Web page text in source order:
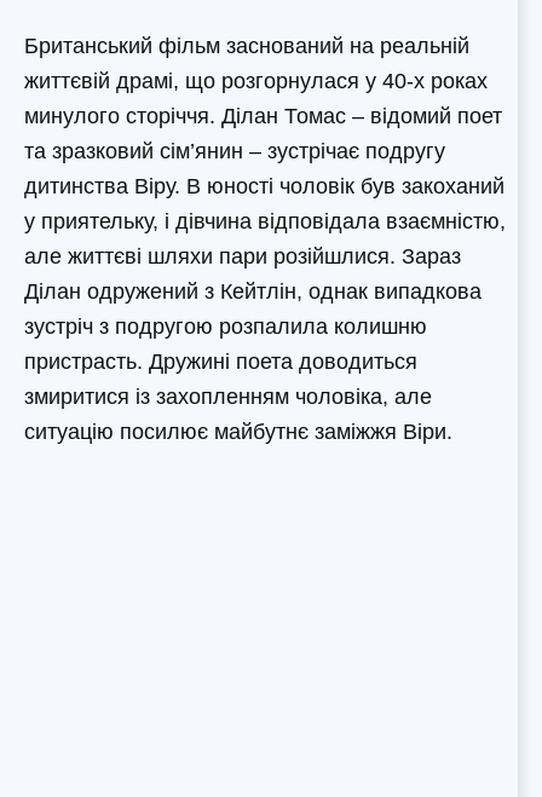
Британський фільм заснований на реальній
життєвій драмі, що розгорнулася у 40-х роках
минулого сторіччя. Ділан Томас – відомий поет
та зразковий сім’янин – зустрічає подругу
дитинства Віру. В юності чоловік був закоханий
у приятельку, і дівчина відповідала взаємністю,
але життєві шляхи пари розійшлися. Зараз
Ділан одружений з Кейтлін, однак випадкова
зустріч з подругою розпалила колишню
пристрасть. Дружині поета доводиться
змиритися із захопленням чоловіка, але
ситуацію посилює майбутнє заміжжя Віри.